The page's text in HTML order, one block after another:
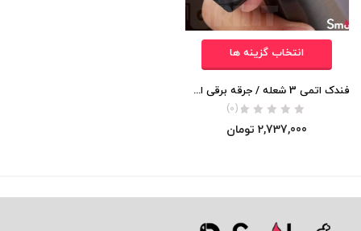
انتخاب گزینه ها
فندک اتمی 3 شعله / جرقه برقی اورجینال
(0)
2,737,000 تومان